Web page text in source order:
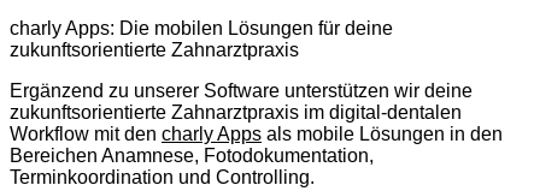
charly Apps: Die mobilen Lösungen für deine
zukunftsorientierte Zahnarztpraxis
Ergänzend zu unserer Software unterstützen wir deine
zukunftsorientierte Zahnarztpraxis im digital-dentalen
Workflow mit den charly Apps als mobile Lösungen in den
Bereichen Anamnese, Fotodokumentation,
Terminkoordination und Controlling.